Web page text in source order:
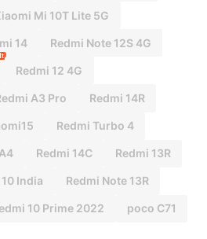
Mi 10T Lite 5G
14 Redmi Note 12S 4G
Redmi 12 4G
A3 Pro Redmi 14R
Redmi Turbo 4
Redmi 14C Redmi 13R
India Redmi Note 13R
10 Prime 2022 poco C71